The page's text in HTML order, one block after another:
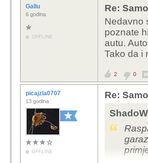
Gallu
6 godina
OFFLINE
Re:
Nedavno
poznate
autu.
Tako da i
2 0
picajzla0707
13 godina
OFFLINE
Re: